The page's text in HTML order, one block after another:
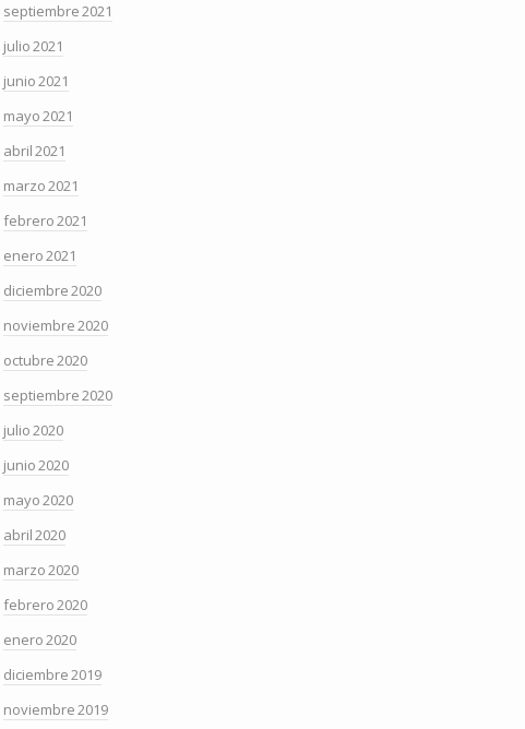
septiembre 2021
julio 2021
junio 2021
mayo 2021
abril 2021
marzo 2021
febrero 2021
enero 2021
diciembre 2020
noviembre 2020
octubre 2020
septiembre 2020
julio 2020
junio 2020
mayo 2020
abril 2020
marzo 2020
febrero 2020
enero 2020
diciembre 2019
noviembre 2019